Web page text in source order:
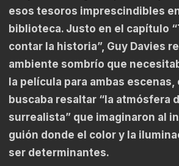
esos tesoros imprescindibles
biblioteca. Justo en el capítulo
contar la historia”, Guy Davies
ambiente sombrío que
la película para ambas escenas,
buscaba resaltar “la atmósfera
surrealista” que imaginaron al
guión donde el color y la
ser determinantes.